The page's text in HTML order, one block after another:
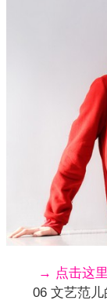
→ 点击这
06 文艺范儿